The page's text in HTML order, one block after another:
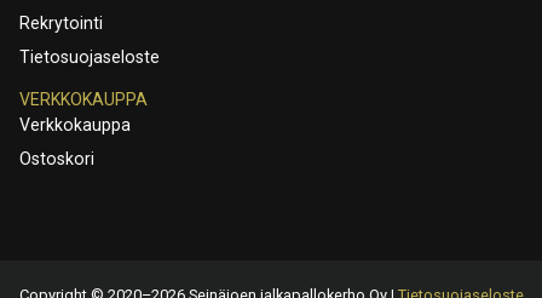
Rekrytointi
Tietosuojaseloste
VERKKOKAUPPA
Verkkokauppa
Ostoskori